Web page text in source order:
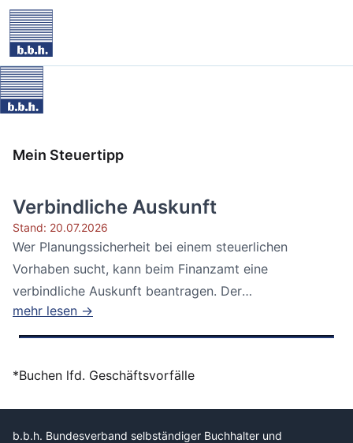
Mein Steuertipp
Verbindliche Auskunft
Stand: 20.07.2026
Wer Planungssicherheit bei einem steuerlichen
Vorhaben sucht, kann beim Finanzamt eine
verbindliche Auskunft beantragen. Der
Bundesfinanzhof...
mehr lesen →
*Buchen lfd. Geschäftsvorfälle
b.b.h. Bundesverband selbständiger Buchhalter und